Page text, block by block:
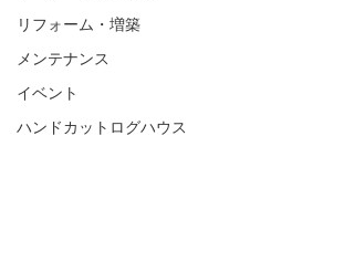
リフォーム・増築
メンテナンス
イベント
ハンドカットログハウス